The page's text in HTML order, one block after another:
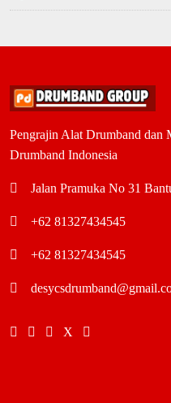
Pengrajin Alat Drumband dan
Drumband Indonesia
Jalan Pramuka No 31
+62 81327434545
+62 81327434545